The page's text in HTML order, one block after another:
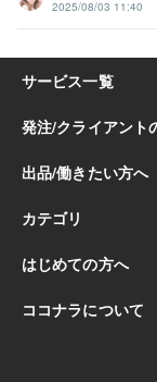
2025/08/03 11:40